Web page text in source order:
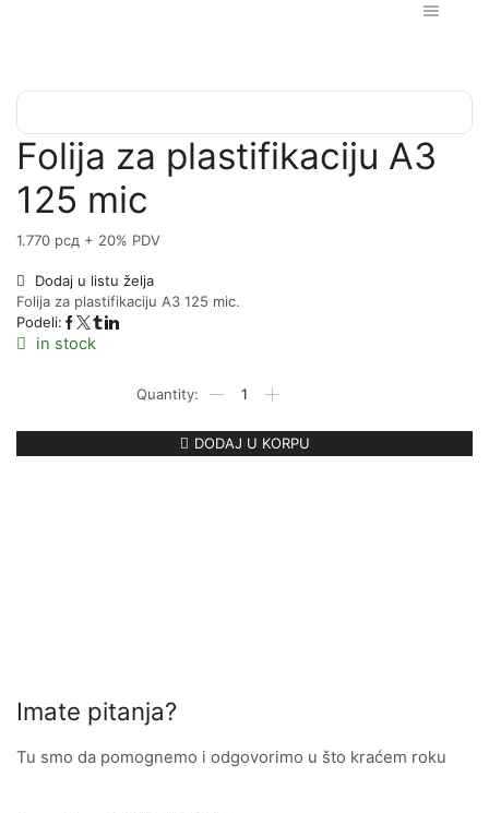
Folija za plastifikaciju A3
125 mic
1.770 рсд + 20% PDV
Dodaj u listu želja
Folija za plastifikaciju A3 125 mic.
Podeli:
in stock
DODAJ U KORPU
Imate pitanja?
Tu smo da pomognemo i odgovorimo u što kraćem roku